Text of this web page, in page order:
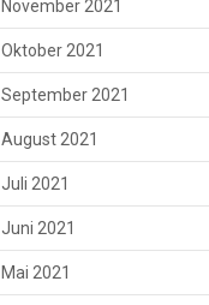
November 2021
Oktober 2021
September 2021
August 2021
Juli 2021
Juni 2021
Mai 2021